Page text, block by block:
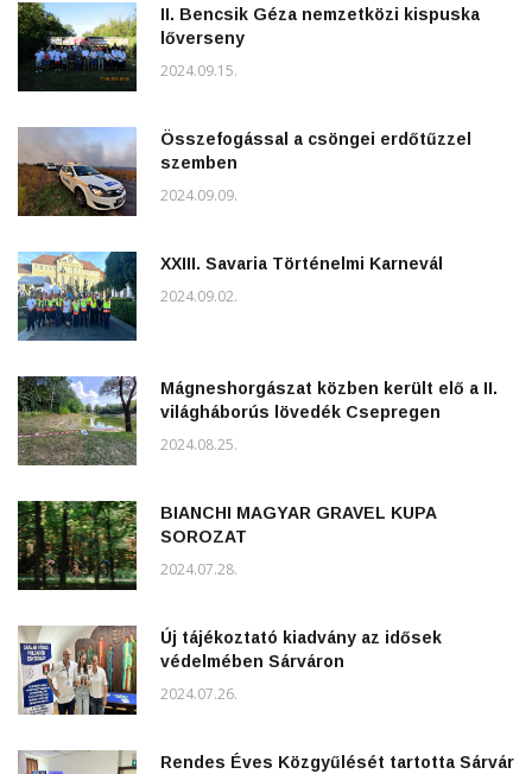
II. Bencsik Géza nemzetközi kispuska
lőverseny
2024.09.15.
Összefogással a csöngei erdőtűzzel
szemben
2024.09.09.
XXIII. Savaria Történelmi Karnevál
2024.09.02.
Mágneshorgászat közben került elő a II.
világháborús lövedék Csepregen
2024.08.25.
BIANCHI MAGYAR GRAVEL KUPA
SOROZAT
2024.07.28.
Új tájékoztató kiadvány az idősek
védelmében Sárváron
2024.07.26.
Rendes Éves Közgyűlését tartotta Sárvár